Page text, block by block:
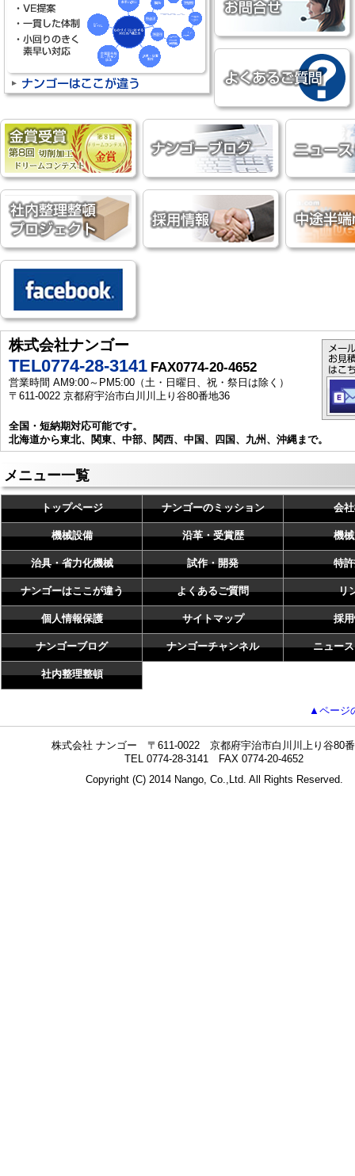
株式会社ナンゴー
TEL0774-28-3141 FAX0774-20-4652
営業時間 AM9:00～PM5:00（土・日曜日、祝・祭日は除く）
〒611-0022 京都府宇治市白川川上り谷80番地36
全国・短納期対応可能です。
北海道から東北、関東、中部、関西、中国、四国、九州、沖縄まで。
メニュー一覧
トップページ ナンゴーのミッション 会
機械設備 沿革・受賞歴 機
治具・省力化機械 試作・開発 特
ナンゴーはここが違う よくあるご質問 リ
個人情報保護 サイトマップ 採
ナンゴーブログ ナンゴーチャンネル ニュー
社内整理整頓
▲ページ
株式会社 ナンゴー 〒611-0022 京都府宇治市白川川上り谷80
TEL 0774-28-3141 FAX 0774-20-4652
Copyright (C) 2014 Nango, Co.,Ltd. All Rights Reserved.